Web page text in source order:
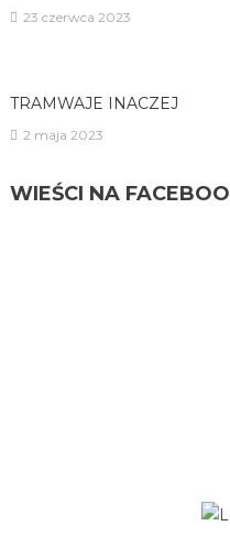
23 czerwca 2023
TRAMWAJE INACZEJ
2 maja 2023
WIEŚCI NA